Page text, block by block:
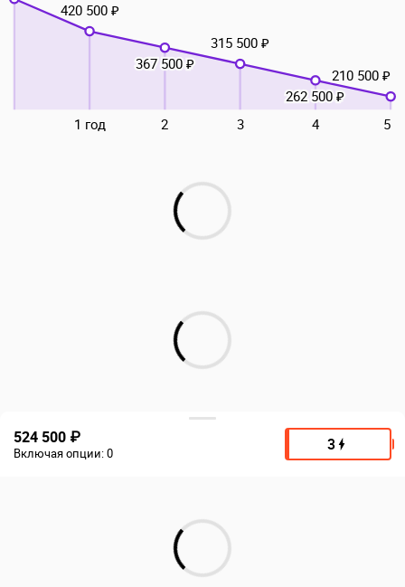
1 год 2 3 4 5
420 500 ₽
367 500 ₽
315 500 ₽
262 500 ₽
210 500 ₽
524 500 ₽
Включая опции:0 3